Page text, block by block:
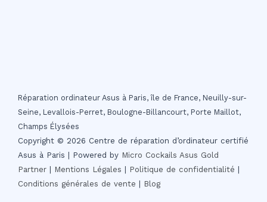
Réparation ordinateur Asus à Paris, île de France, Neuilly-sur-
Seine, Levallois-Perret, Boulogne-Billancourt, Porte Maillot,
Champs Élysées
Copyright © 2026 Centre de réparation d’ordinateur certifié
Asus à Paris | Powered by Micro Cockails Asus Gold
Partner | Mentions Légales | Politique de confidentialité |
Conditions générales de vente | Blog